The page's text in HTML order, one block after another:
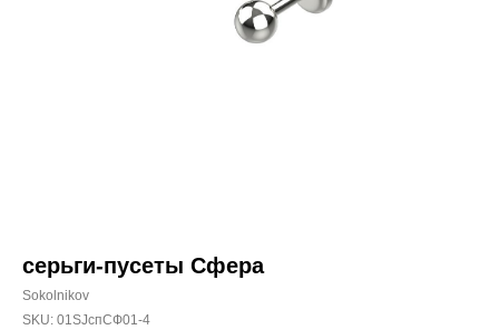
серьги-пусеты Сфера
Sokolnikov
SKU: 01SJспСФ01-4